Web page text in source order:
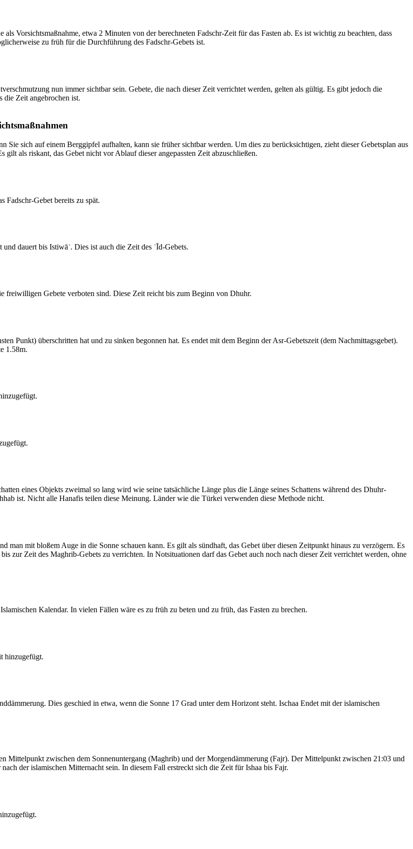
Vorsichtsmaßnahme, etwa 2 Minuten von der berechneten Fadschr-Zeit für das Fasten ab. Es ist wichtig zu beachten, dass
zu früh für die Durchführung des Fadschr-Gebets ist.
nun immer sichtbar sein. Gebete, die nach dieser Zeit verrichtet werden, gelten als gültig. Es gibt jedoch die
die Zeit angebrochen ist.
Sie sich auf einem Berggipfel aufhalten, kann sie früher sichtbar werden. Um dies zu berücksichtigen, zieht dieser Gebetsplan aus
als riskant, das Gebet nicht vor Ablauf dieser angepassten Zeit abzuschließen.
Fadschr-Gebet bereits zu spät.
dauert bis Istiwāʾ. Dies ist auch die Zeit des ʿĪd-Gebets.
freiwilligen Gebete verboten sind. Diese Zeit reicht bis zum Beginn von Dhuhr.
Punkt) überschritten hat und zu sinken begonnen hat. Es endet mit dem Beginn der Asr-Gebetszeit (dem Nachmittagsgebet).
1.58m.
eines Objekts zweimal so lang wird wie seine tatsächliche Länge plus die Länge seines Schattens während des Dhuhr-
ist. Nicht alle Hanafis teilen diese Meinung. Länder wie die Türkei verwenden diese Methode nicht.
man mit bloßem Auge in die Sonne schauen kann. Es gilt als sündhaft, das Gebet über diesen Zeitpunkt hinaus zu verzögern. Es
zur Zeit des Maghrib-Gebets zu verrichten. In Notsituationen darf das Gebet auch noch nach dieser Zeit verrichtet werden, ohne
Kalendar. In vielen Fällen wäre es zu früh zu beten und zu früh, das Fasten zu brechen.
hinzugefügt.
Dies geschied in etwa, wenn die Sonne 17 Grad unter dem Horizont steht. Ischaa Endet mit der islamischen
Mittelpunkt zwischen dem Sonnenuntergang (Maghrib) und der Morgendämmerung (Fajr). Der Mittelpunkt zwischen 21:03 und
der islamischen Mitternacht sein. In diesem Fall erstreckt sich die Zeit für Ishaa bis Fajr.